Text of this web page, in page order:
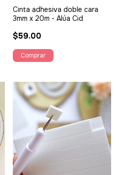
Cinta adhesiva doble cara
3mm x 20m - Alúa Cid
$59.00